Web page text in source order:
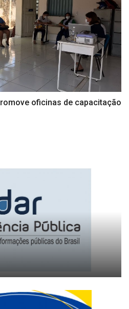
oficinas de capacitação